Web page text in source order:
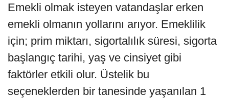
Emekli olmak isteyen vatandaşlar erken
emekli olmanın yollarını arıyor. Emeklilik
için; prim miktarı, sigortalılık süresi, sigorta
başlangıç tarihi, yaş ve cinsiyet gibi
faktörler etkili olur. Üstelik bu
seçeneklerden bir tanesinde yaşanılan 1